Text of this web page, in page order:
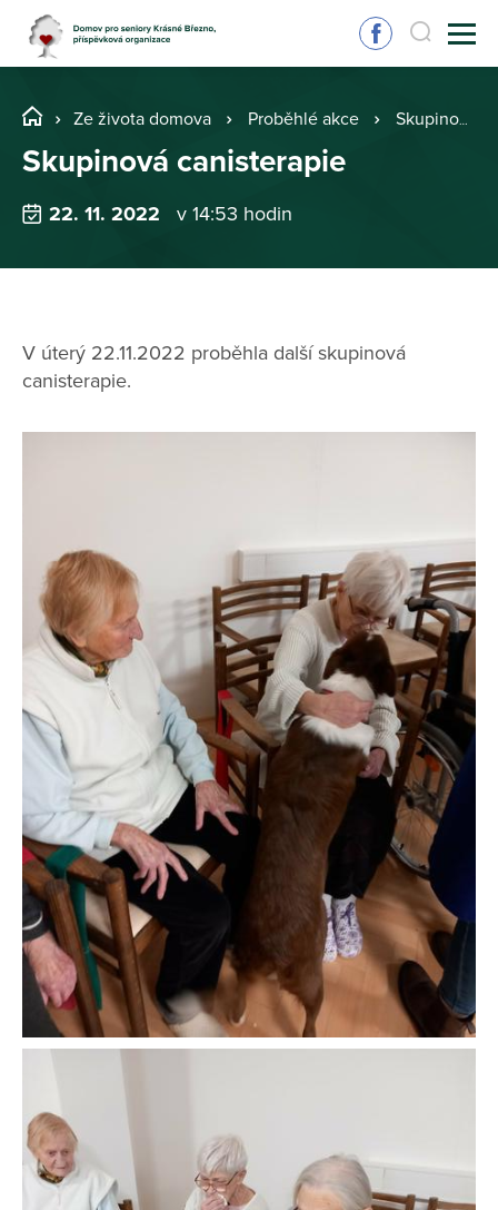
Ze života domova Proběhlé akce Skupinová canisterapie
Skupinová canisterapie
22. 11. 2022 v 14:53 hodin
V úterý 22.11.2022 proběhla další skupinová
canisterapie.